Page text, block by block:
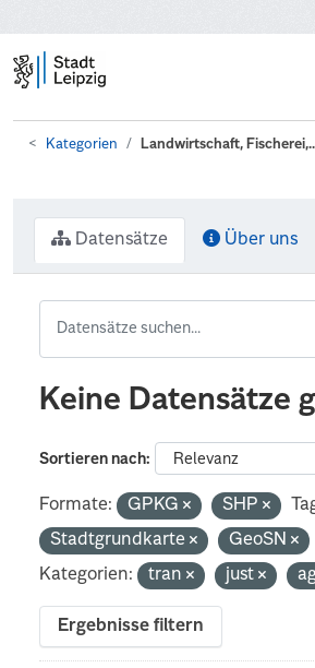
Kategorien Landwirtschaft,
Datensätze Über uns
Keine Datensätze
Sortieren nach
Formate: GPKG SHP
Stadtgrundkarte
GeoSN
Kategorien:
tran just
Ergebnisse filtern